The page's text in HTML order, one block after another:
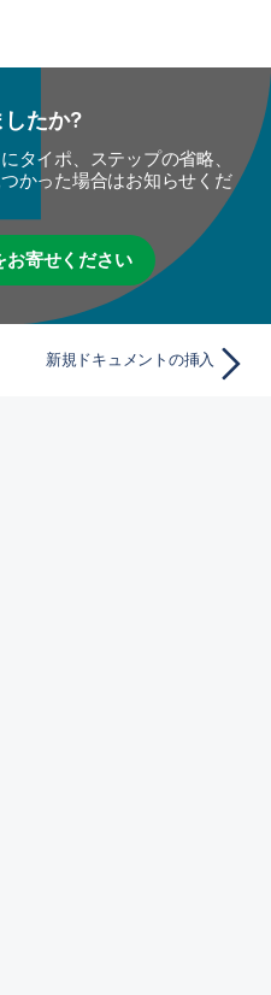
たか?
タイポ、ステップの省略、
かった場合はお知らせくだ
お寄せください
新規ドキュメントの挿入